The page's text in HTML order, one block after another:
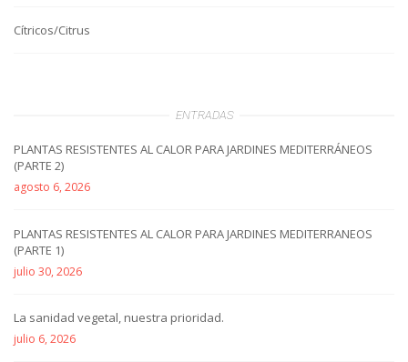
Cítricos/Citrus
ENTRADAS
PLANTAS RESISTENTES AL CALOR PARA JARDINES MEDITERRÁNEOS
(PARTE 2)
agosto 6, 2026
PLANTAS RESISTENTES AL CALOR PARA JARDINES MEDITERRANEOS
(PARTE 1)
julio 30, 2026
La sanidad vegetal, nuestra prioridad.
julio 6, 2026